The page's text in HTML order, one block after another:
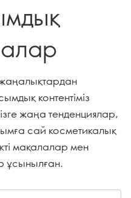
контентіміз
жаңа тенденциялар,
сай косметикалық
мақалалар мен
ұсынылған.